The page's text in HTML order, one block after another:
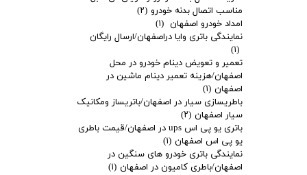
مناسب اتصال بدنه خودرو (۲)
امداد خودرو اصفهان (۱)
نمایندگی باتری وایا دراصفهان/ارسال رایگان
(۱)
تعمیر و تعویض دینام خودرو در محل
اصفهان/هزینه تعمیر دینام ماشین در
اصفهان (۱)
باطریسازی سیار در اصفهان/باتریساز ومکانیک
سیار اصفهان (۲)
باتری یو پی اس ups در اصفهان/قیمت باطری
یو پی اس اصفهان (۱)
نمایندگی باتری خودرو های سنگین در
اصفهان/باطری کامیون در اصفهان (۱)